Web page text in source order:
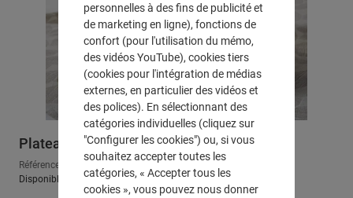
Plateau "Jacinthe d'eau", rond
Référence : 510009
Disponible, délai de livraison : env. 2-3 jours ouvrables
personnelles à des fins de publicité et
de marketing en ligne), fonctions de
confort (pour l'utilisation du mémo,
des vidéos YouTube), cookies tiers
(cookies pour l'intégration de médias
externes, en particulier des vidéos et
des polices). En sélectionnant des
catégories individuelles (cliquez sur
"Configurer les cookies") ou, si vous
souhaitez accepter toutes les
catégories, « Accepter tous les
cookies », vous pouvez nous donner